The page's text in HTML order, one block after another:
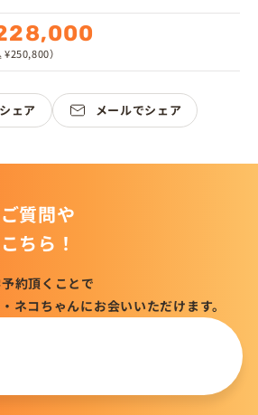
¥250,800）
ェア メールでシェア
質問や
ちら！
約頂くことで
ネコちゃんにお会いいただけます。